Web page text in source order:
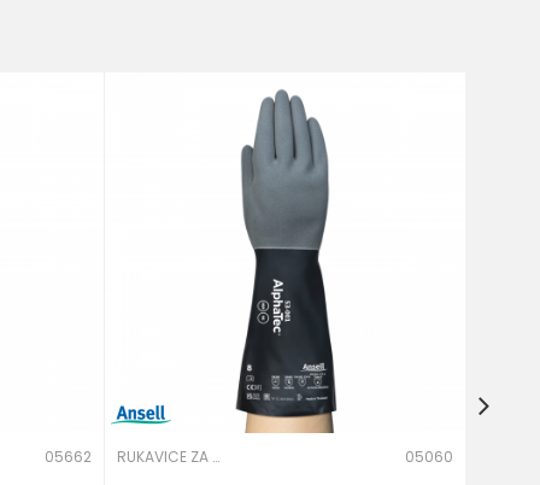
05662 RUKAVICE ZA ZAŠTITU OD HEMIKALIJA 05060